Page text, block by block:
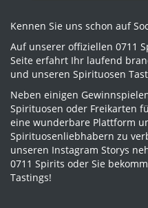
Kennen Sie uns schon auf
Auf unserer offiziellen 0711
Seite erfahrt Ihr laufend
und unseren Spirituosen
Neben einigen
Spirituosen oder Freikarten
eine wunderbare Plattform
Spirituosenliebhabern zu
unseren Instagram Storys
0711 Spirits oder Sie
Tastings!